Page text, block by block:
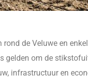
de Veluwe en
gelden om de
infrastructuur en